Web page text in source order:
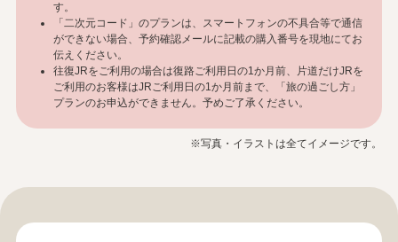
す。
「二次元コード」のプランは、スマートフォンの不具合等で通信
ができない場合、予約確認メールに記載の購入番号を現地にてお
伝えください。
往復JRをご利用の場合は復路ご利用日の1か月前、片道だけJRを
ご利用のお客様はJRご利用日の1か月前まで、「旅の過ごし方」
プランのお申込ができません。予めご了承ください。
※写真・イラストは全てイメージです。